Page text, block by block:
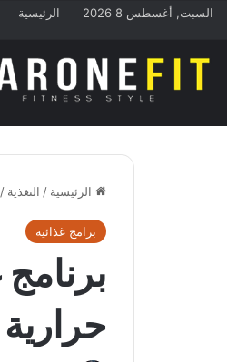
السبت, أغسطس 8 2026 الرئيسية
الرئيسية / التغذية /
برامج غذائية
حرارية